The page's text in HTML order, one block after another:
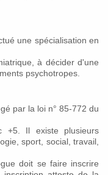
une spécialisation en
à décider d'une
psychotropes.
par la loi n° 85-772 du
+5. Il existe plusieurs
sport, social, travail,
doit se faire inscrire